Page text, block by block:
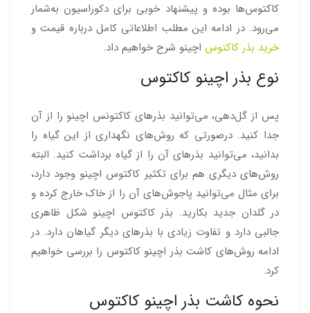
کاکتوس‌ها بوده و پیشنهاد خوبی برای دکوراسیون به‌شمار
می‌رود. در ادامه این مطلب اطلاعاتی کامل درباره قیمت و
خرید بذر کاکتوس اچینو شرح خواهیم داد.
نوع بذر اچینو کاکتوس
پس از گل‌دهی، می‌توانید بذرهای کاکتونس اچینو را از آن
جدا کنید. درصورتی که روش‌های نگهداری از این گیاه را
بدانید،‌ می‌توانید بذرهای آن را از گیاه برداشت کنید. البته
روش‌های دیگری هم برای تکثیر کاکتوس اچینو وجود دارد،
برای مثال می‌توانید پاجوش‌های آن را از خاک خارج کرده و
در گلدان جدید بکارید. بذر کاکتوس اچینو شکل ظاهری
جالبی دارد و تفاوت زیادی با بذرهای دیگر گیاهان دارد. در
ادامه روش‌های کاشت بذر اچینو کاکتوس را بررسی خواهیم
کرد.
نحوه کاشت بذر اچینو کاکتوس